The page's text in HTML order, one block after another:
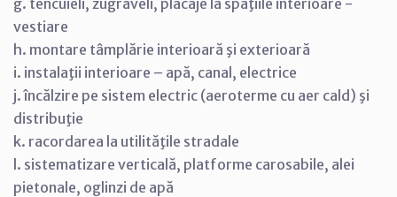
vestiare
h. montare tâmplărie interioară şi exterioară
i. instalaţii interioare – apă, canal, electrice
j. încălzire pe sistem electric (aeroterme cu aer cald) şi
distribuţie
k. racordarea la utilităţile stradale
l. sistematizare verticală, platforme carosabile, alei
pietonale, oglinzi de apă